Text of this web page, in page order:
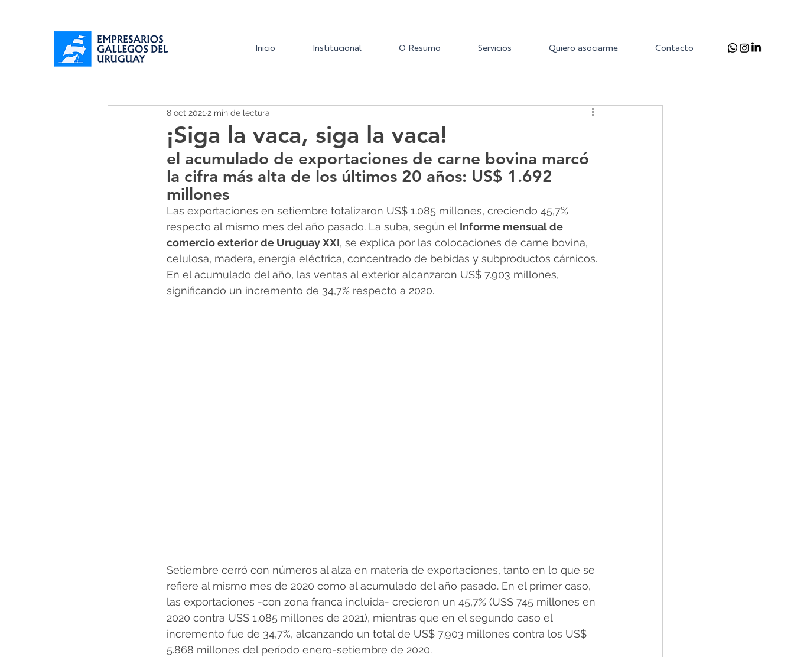
Inicio Institucional O Resumo Servicios Quiero asociarme Contacto
¡Siga la vaca, siga la vaca!
8 oct 2021 2 min de lectura
el acumulado de exportaciones de carne bovina marcó
la cifra más alta de los últimos 20 años: US$ 1.692
millones
Las exportaciones en setiembre totalizaron US$ 1.085 millones, creciendo 45,7%
respecto al mismo mes del año pasado. La suba, según el Informe mensual de
comercio exterior de Uruguay XXI, se explica por las colocaciones de carne bovina,
celulosa, madera, energía eléctrica, concentrado de bebidas y subproductos cárnicos.
En el acumulado del año, las ventas al exterior alcanzaron US$ 7.903 millones,
significando un incremento de 34,7% respecto a 2020.
Setiembre cerró con números al alza en materia de exportaciones, tanto en lo que se
refiere al mismo mes de 2020 como al acumulado del año pasado. En el primer caso,
las exportaciones -con zona franca incluida- crecieron un 45,7% (US$ 745 millones en
2020 contra US$ 1.085 millones de 2021), mientras que en el segundo caso el
incremento fue de 34,7%, alcanzando un total de US$ 7.903 millones contra los US$
5.868 millones del período enero-setiembre de 2020.